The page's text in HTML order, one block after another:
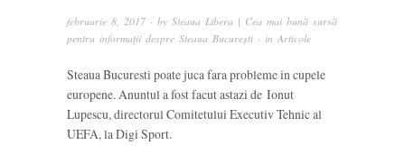
februarie 8, 2017 · by Steaua Libera | Cea mai bună sursă
pentru informații despre Steaua București · in Articole
Steaua Bucuresti poate juca fara probleme in cupele
europene. Anuntul a fost facut astazi de Ionut
Lupescu, directorul Comitetului Executiv Tehnic al
UEFA, la Digi Sport.